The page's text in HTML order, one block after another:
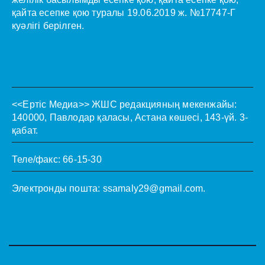
қайта есепке қою туралы 19.06.2019 ж. №17747-Г
куәлігі берілген.
<<Ертіс Медиа>> ЖШС редакцияның мекенжайы:
140000, Павлодар қаласы, Астана көшесі, 143-үй. 3-
қабат.
Теле/факс: 66-15-30
Электронды пошта: ssamaly29@gmail.com.